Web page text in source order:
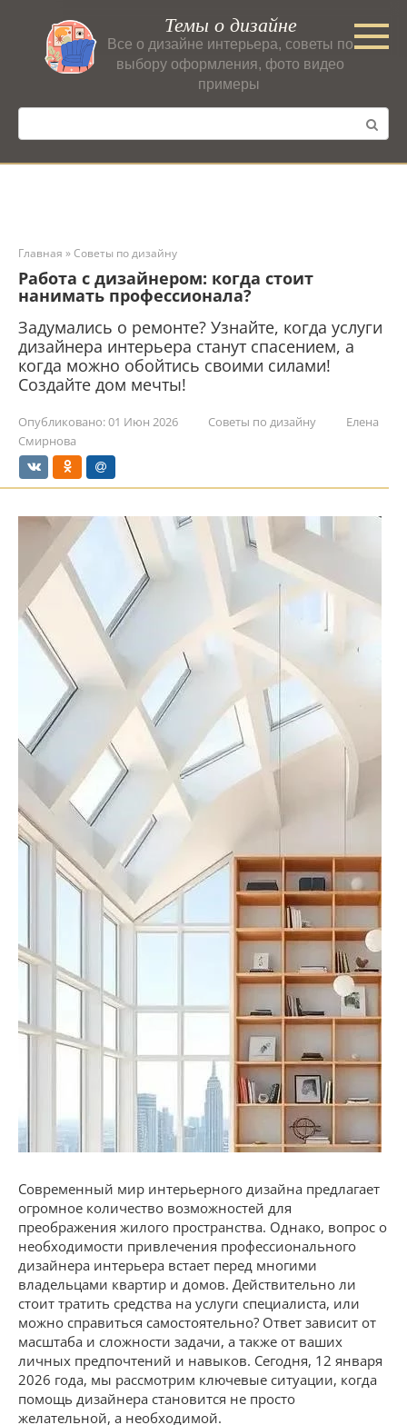
контенту
Темы о дизайне
Все о дизайне интерьера, советы по
выбору оформления, фото видео
примеры
Поиск:
Главная »Советы по дизайну
Работа с дизайнером: когда стоит
нанимать профессионала?
Задумались о ремонте? Узнайте, когда услуги
дизайнера интерьера станут спасением, а
когда можно обойтись своими силами!
Создайте дом мечты!
Опубликовано:01 Июн 2026 Советы по дизайну
Елена
Смирнова
Современный мир интерьерного дизайна предлагает
огромное количество возможностей для
преображения жилого пространства. Однако, вопрос о
необходимости привлечения профессионального
дизайнера интерьера встает перед многими
владельцами квартир и домов. Действительно ли
стоит тратить средства на услуги специалиста, или
можно справиться самостоятельно? Ответ зависит от
масштаба и сложности задачи, а также от ваших
личных предпочтений и навыков. Сегодня, 12 января
2026 года, мы рассмотрим ключевые ситуации, когда
помощь дизайнера становится не просто
желательной, а необходимой.